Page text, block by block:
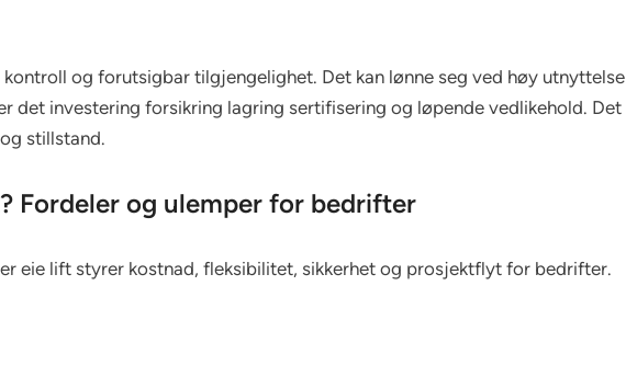
og forutsigbar tilgjengelighet. Det kan lønne seg ved høy utnyttelse
det investering forsikring lagring sertifisering og løpende vedlikehold. Det
stillstand.
Fordeler og ulemper for bedrifter
eie lift styrer kostnad, fleksibilitet, sikkerhet og prosjektflyt for bedrifter.